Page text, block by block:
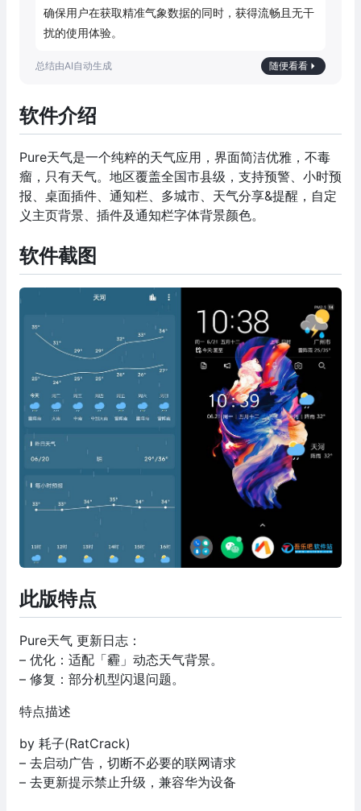
确保用户在获取精准气象数据的同时，获得流畅且无干
扰的使用体验。
随便看看
软件介绍
Pure天气是一个纯粹的天气应用，界面简洁优雅，不毒
瘤，只有天气。地区覆盖全国市县级，支持预警、小时预
报、桌面插件、通知栏、多城市、天气分享&提醒，自定
义主页背景、插件及通知栏字体背景颜色。
软件截图
此版特点
Pure天气 更新日志：
– 优化：适配「霾」动态天气背景。
– 修复：部分机型闪退问题。
特点描述
by 耗子(RatCrack)
– 去启动广告，切断不必要的联网请求
– 去更新提示禁止升级，兼容华为设备